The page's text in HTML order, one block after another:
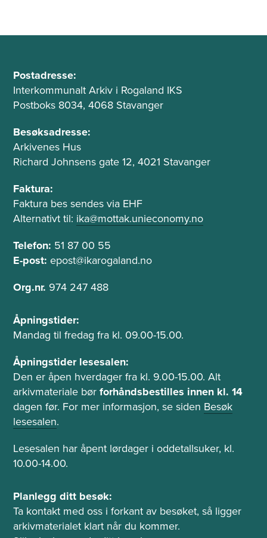
A
d
r
s
s
e
g
t
e
e
f
n
Postadresse:
Interkommunalt Arkiv i Rogaland IKS
Postboks 8034, 4068 Stavanger
Besøksadresse:
Arkivenes Hus
Richard Johnsens gate 12, 4021 Stavanger
Faktura:
Faktura bes sendes via EHF
Alternativt til: ika@mottak.unieconomy.no
Telefon: 51 87 00 55
E-post: epost@ikarogaland.no
Org.nr. 974 247 488
Å
p
i
n
g
s
t
d
e
o
g
e
Åpningstider:
Mandag til fredag fra kl. 09.00-15.00.
Åpningstider lesesalen:
Den er åpen hverdager fra kl. 9.00-15.00. Alt
arkivmateriale børforhåndsbestilles innen kl. 14
dagen før. For mer informasjon, se siden Besøk
lesesalen.
Lesesalen har åpent lørdager i oddetallsuker, kl.
10.00-14.00.
P
l
a
Planlegg ditt besøk:
Ta kontakt med oss i forkant av besøket, så ligger
arkivmaterialet klart når du kommer.